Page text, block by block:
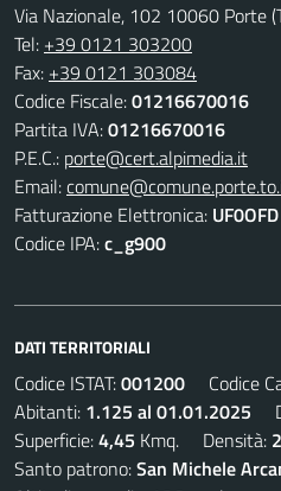
Via Nazionale, 102 10060 Porte
Tel: +39 0121 303200
Fax: +39 0121 303084
Codice Fiscale:01216670016
Partita IVA:01216670016
P.E.C.: porte@cert.alpimedia.it
Email:
Fatturazione Elettronica: UF0OFD
Codice IPA:c_g900
DATI TERRITORIALI
Codice ISTAT:001200 Codice
Abitanti: 1.125 al 01.01.2025
Superficie:4,45 Kmq. Densità:
Santo patrono:San Michele